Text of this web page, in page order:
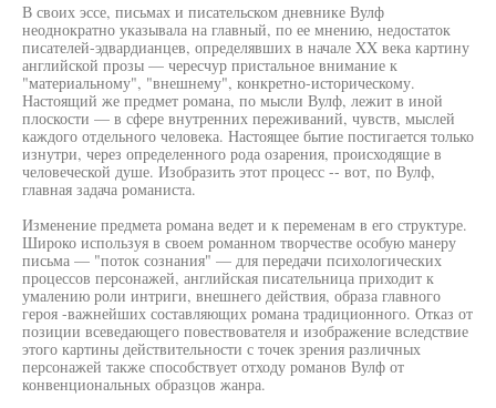
В своих эссе, письмах и писательском дневнике Вулф
неоднократно указывала на главный, по ее мнению, недостаток
писателей-эдвардианцев, определявших в начале XX века картину
английской прозы — чересчур пристальное внимание к
"материальному", "внешнему", конкретно-историческому.
Настоящий же предмет романа, по мысли Вулф, лежит в иной
плоскости — в сфере внутренних переживаний, чувств, мыслей
каждого отдельного человека. Настоящее бытие постигается только
изнутри, через определенного рода озарения, происходящие в
человеческой душе. Изобразить этот процесс -- вот, по Вулф,
главная задача романиста.
Изменение предмета романа ведет и к переменам в его структуре.
Широко используя в своем романном творчестве особую манеру
письма — "поток сознания" — для передачи психологических
процессов персонажей, английская писательница приходит к
умалению роли интриги, внешнего действия, образа главного
героя -важнейших составляющих романа традиционного. Отказ от
позиции всеведающего повествователя и изображение вследствие
этого картины действительности с точек зрения различных
персонажей также способствует отходу романов Вулф от
конвенциональных образцов жанра.